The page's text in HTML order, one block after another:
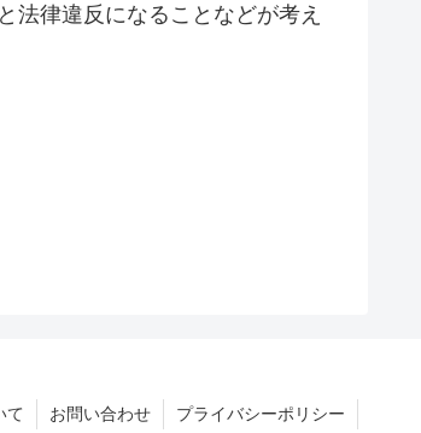
法律違反になることなどが考え
て お問い合わせ プライバシーポリシー